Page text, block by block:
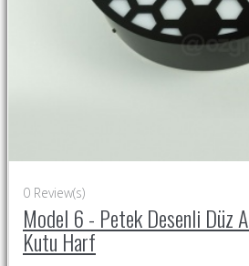
0 Review(s)
Model 6 - Petek Desenli Düz
Kutu Harf